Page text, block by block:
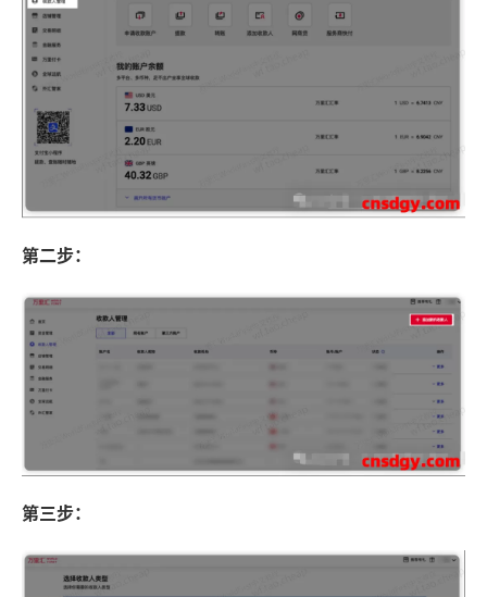
第二步：
第三步：